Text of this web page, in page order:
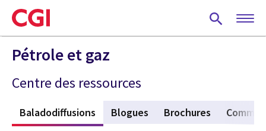
Skip
to
main
content
Pétrole et gaz
Centre des ressources
Baladodiffusions (active tab)
Blogues Brochures